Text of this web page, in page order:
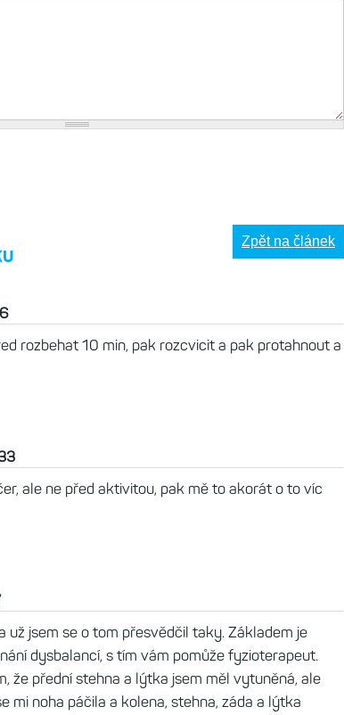
Zpět na článek
rozbehat 10 min, pak rozcvicit a pak protahnout a
ale ne před aktivitou, pak mě to akorát o to víc
už jsem se o tom přesvědčil taky. Základem je
dysbalancí, s tím vám pomůže fyzioterapeut.
že přední stehna a lýtka jsem měl vytuněná, ale
mi noha páčila a kolena, stehna, záda a lýtka